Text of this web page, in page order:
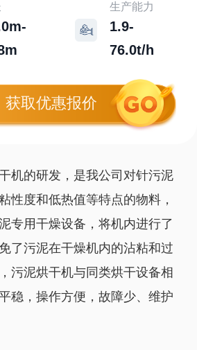
生产能力
1.9-
76.0t/h
获取优惠报价
机的研发，是我公司对针污泥
性度和低热值等特点的物料，
专用干燥设备，将机内进行了
了污泥在干燥机内的沾粘和过
污泥烘干机与同类烘干设备相
稳，操作方便，故障少、维护